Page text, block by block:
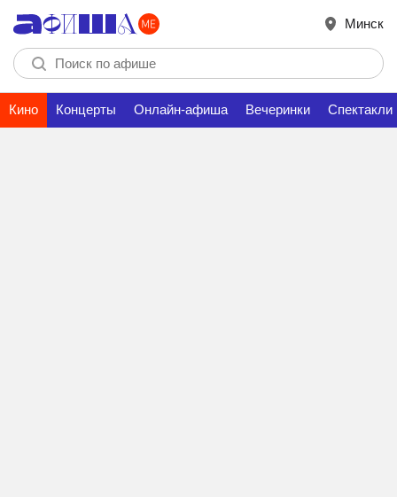
Минск
Кино Концерты Онлайн-афиша Вечеринки Спектакли